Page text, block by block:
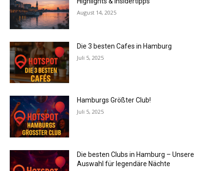
August 14, 2025
Die 3 besten Cafes in Hamburg
Juli 5, 2025
Hamburgs Größter Club!
Juli 5, 2025
Die besten Clubs in Hamburg – Unsere
Auswahl für legendäre Nächte